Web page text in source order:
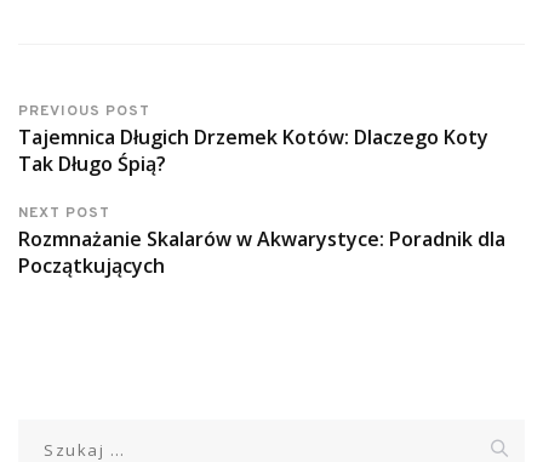
PREVIOUS POST
Tajemnica Długich Drzemek Kotów: Dlaczego Koty
Tak Długo Śpią?
NEXT POST
Rozmnażanie Skalarów w Akwarystyce: Poradnik dla
Początkujących